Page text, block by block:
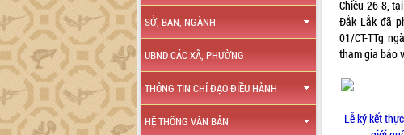
SỞ, BAN, NGÀNH
UBND CÁC XÃ, PHƯỜNG
THÔNG TIN CHỈ ĐẠO ĐIỀU HÀNH
HỆ THỐNG VĂN BẢN
Chiều 26-8,
Đắk Lắk đã
01/CT-TTg
tham gia bảo
Lễ ký kết